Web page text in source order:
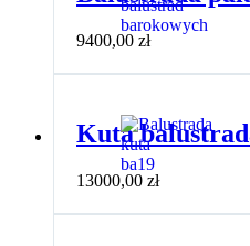
9400,00 zł
Kuta
13000,00 zł